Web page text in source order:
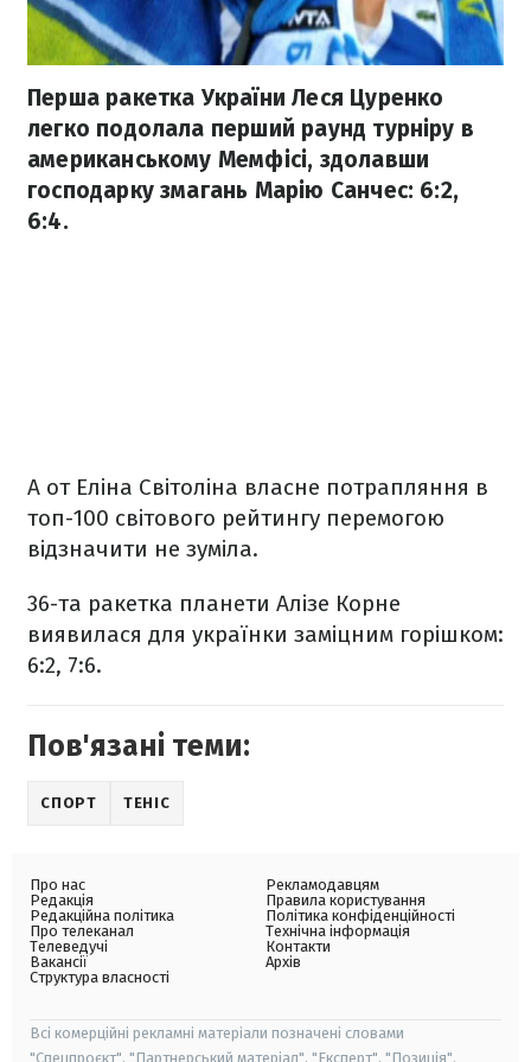
Перша ракетка України Леся Цуренко
легко подолала перший раунд турніру в
американському Мемфісі, здолавши
господарку змагань Марію Санчес: 6:2,
6:4.
А от Еліна Світоліна власне потрапляння в
топ-100 світового рейтингу перемогою
відзначити не зуміла.
36-та ракетка планети Алізе Корне
виявилася для українки заміцним горішком:
6:2, 7:6.
Пов'язані теми:
СПОРТ ТЕНІС
Про нас
Редакція
Редакційна політика
Про телеканал
Телеведучі
Вакансії
Структура власності
Рекламодавцям
Правила користування
Політика конфіденційності
Технічна інформація
Контакти
Архів
Всі комерційні рекламні матеріали позначені словами
"Спецпроєкт", "Партнерський матеріал", "Експерт", "Позиція".